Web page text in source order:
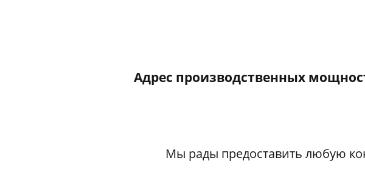
Адрес производственных
Мы рады предоставить любую